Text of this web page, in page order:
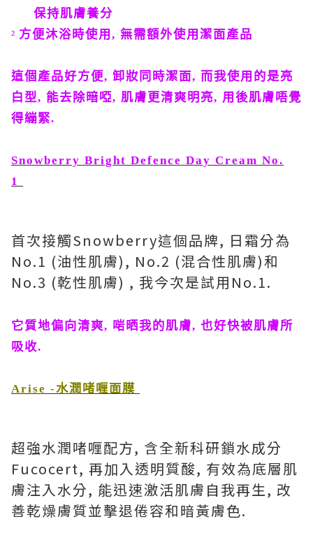
保持肌膚養分
² 方便沐浴時使用 , 無需額外使用潔面產品
這個產品好方便, 卸妝同時潔面, 而我使用的是亮
白型, 能去除暗啞, 肌膚更清爽明亮, 用後肌膚唔覺
得繃緊.
Snowberry Bright Defence Day Cream No.
1
首次接觸Snowberry這個品牌, 日霜分為
No.1 (油性肌膚), No.2 (混合性肌膚)和
No.3 (乾性肌膚) , 我今次是試用 No.1.
它質地偏向清爽, 啱晒我的肌膚, 也好快被肌膚所
吸收.
Arise -水潤啫喱面膜
超強水潤啫喱配方, 含全新科研鎖水成分
Fucocert, 再加入透明質酸, 有效為底層肌
膚注入水分, 能迅速激活肌膚自我再生, 改
善乾燥膚質並擊退倦容和暗黃膚色.